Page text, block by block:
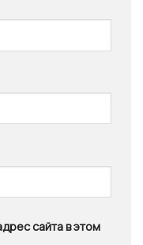
сайта в этом